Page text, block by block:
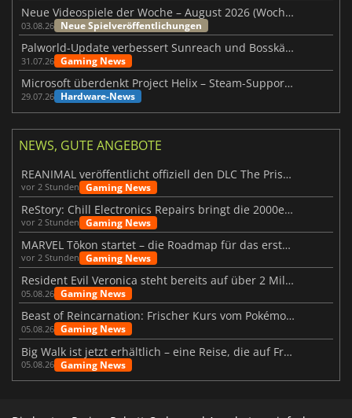
Neue Videospiele der Woche – August 2026 (Woche 32)
03.08.26 Neue Spielveröffentlichungen
Palworld-Update verbessert Sunreach und Bosskämpfe deutlich
31.07.26 Gaming News
Microsoft überdenkt Project Helix – Steam-Support gefährdet
29.07.26 Hardware-News
NEWS, GUTE ANGEBOTE
REANIMAL veröffentlicht offiziell den DLC The Prisoner
vor 2 Stunden Gaming News
ReStory: Chill Electronics Repairs bringt die 2000er zurück
vor 2 Stunden Gaming News
MARVEL Tōkon startet – die Roadmap für das erste Jahr wurde vorgestellt
vor 2 Stunden Gaming News
Resident Evil Veronica steht bereits auf über 2 Millionen Wunschlisten
05.08.26 Gaming News
Beast of Reincarnation: Frischer Kurs vom Pokémon-Studio
05.08.26 Gaming News
Big Walk ist jetzt erhältlich – eine Reise, die auf Freundschaft basiert
05.08.26 Gaming News